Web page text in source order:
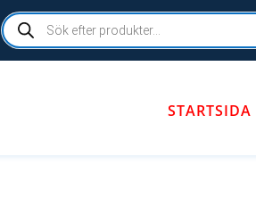
Products
search
STARTSIDA